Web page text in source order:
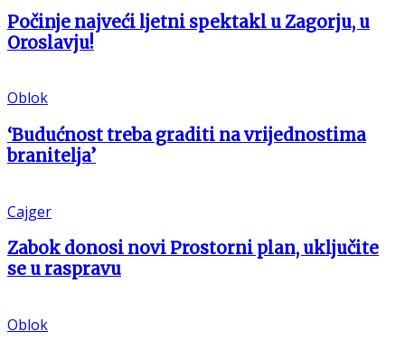
Počinje najveći ljetni spektakl u Zagorju, u
Oroslavju!
Oblok
‘Budućnost treba graditi na vrijednostima
branitelja’
Cajger
Zabok donosi novi Prostorni plan, uključite
se u raspravu
Oblok